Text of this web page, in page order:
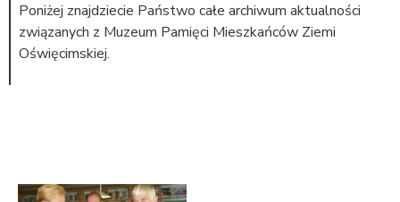
Poniżej znajdziecie Państwo całe archiwum aktualności
związanych z Muzeum Pamięci Mieszkańców Ziemi
Oświęcimskiej.